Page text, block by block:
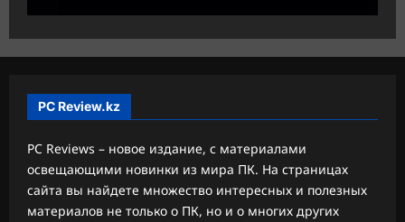
PC Review.kz
PC Reviews – новое издание, с материалами
освещающими новинки из мира ПК. На страницах
сайта вы найдете множество интересных и полезных
материалов не только о ПК, но и о многих других